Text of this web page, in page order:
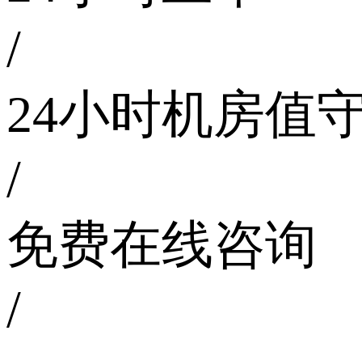
/
24小时机房值
/
免费在线咨询
/